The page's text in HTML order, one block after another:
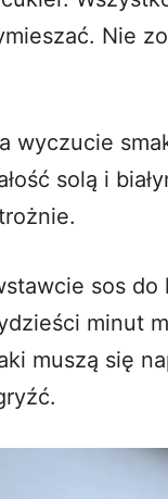
Nie
wyczucie
solą i
sos do
minut
muszą się